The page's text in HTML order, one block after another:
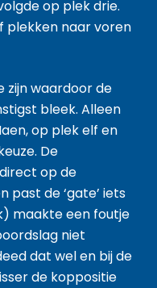
op plek drie.
plekken naar voren
zijn waardoor de
bleek. Alleen
op plek elf en
De
op de
past de ‘gate’ iets
maakte een foutje
niet
dat wel en bij de
de koppositie